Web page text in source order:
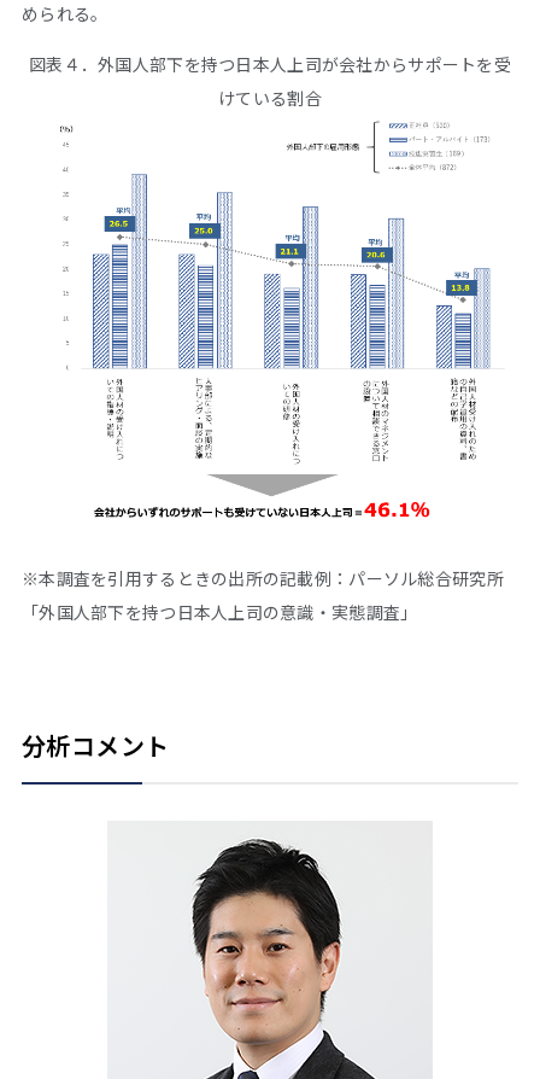
められる。
図表４．外国人部下を持つ日本人上司が会社からサポートを受
けている割合
※本調査を引用するときの出所の記載例：パーソル総合研究所
「外国人部下を持つ日本人上司の意識・実態調査」
分析コメント